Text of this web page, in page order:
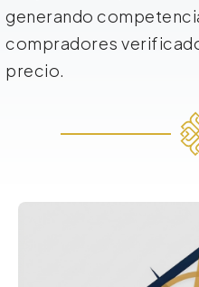
generando
compradores
precio.